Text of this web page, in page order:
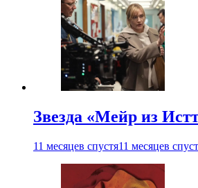
Звезда «Мейр из
11 месяцев спустя11 месяцев